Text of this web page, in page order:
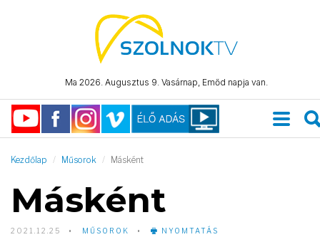
Ma 2026. Augusztus 9. Vasárnap, Emőd napja van.
Kezdőlap Műsorok Másként
Másként
2021.12.25 MŰSOROK NYOMTATÁS